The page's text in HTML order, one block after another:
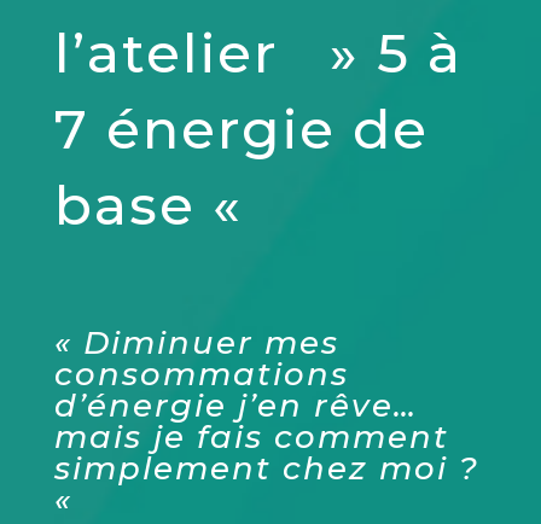
l’atelier » 5 à
7 énergie de
base «
« Diminuer mes
consommations
d’énergie j’en rêve…
mais je fais comment
simplement chez moi ?
«